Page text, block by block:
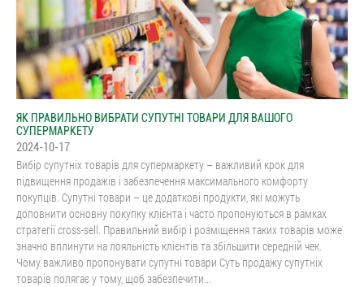
ЯК ПРАВИЛЬНО ВИБРАТИ СУПУТНІ ТОВАРИ ДЛЯ ВАШОГО
СУПЕРМАРКЕТУ
2024-10-17
Вибір супутніх товарів для супермаркету – важливий крок для
підвищення продажів і забезпечення максимального комфорту
покупців. Супутні товари – це додаткові продукти, які можуть
доповнити основну покупку клієнта і часто пропонуються в рамках
стратегії cross-sell. Правильний вибір і розміщення таких товарів може
значно вплинути на лояльність клієнтів та збільшити середній чек.
Чому важливо пропонувати супутні товари Суть продажу супутніх
товарів полягає у тому, щоб забезпечити...